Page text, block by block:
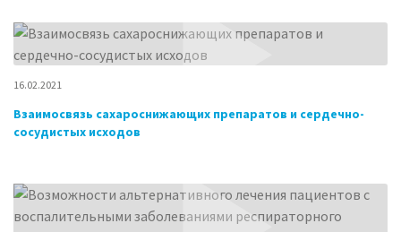
16.02.2021
Взаимосвязь сахароснижающих препаратов и сердечно-
сосудистых исходов